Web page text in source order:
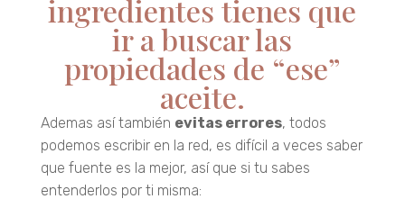
ingredientes tienes que
ir a buscar las
propiedades de “ese”
aceite.
Ademas así también evitas errores, todos
podemos escribir en la red, es difícil a veces saber
que fuente es la mejor, así que si tu sabes
entenderlos por ti misma: